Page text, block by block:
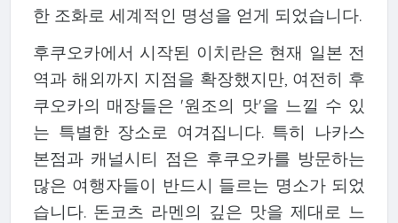
한 조화로 세계적인 명성을 얻게 되었습니다.
후쿠오카에서 시작된 이치란은 현재 일본 전
역과 해외까지 지점을 확장했지만, 여전히 후
쿠오카의 매장들은 '원조의 맛'을 느낄 수 있
는 특별한 장소로 여겨집니다. 특히 나카스
본점과 캐널시티 점은 후쿠오카를 방문하는
많은 여행자들이 반드시 들르는 명소가 되었
습니다. 돈코츠 라멘의 깊은 맛을 제대로 느